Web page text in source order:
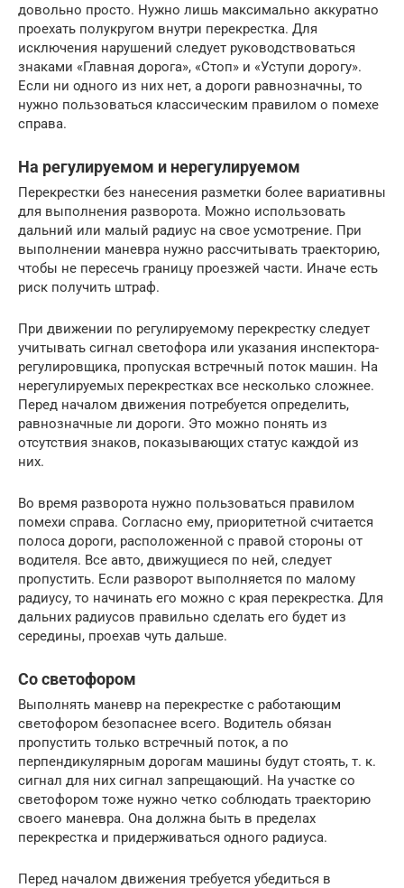
довольно просто. Нужно лишь максимально аккуратно
проехать полукругом внутри перекрестка. Для
исключения нарушений следует руководствоваться
знаками «Главная дорога», «Стоп» и «Уступи дорогу».
Если ни одного из них нет, а дороги равнозначны, то
нужно пользоваться классическим правилом о помехе
справа.
На регулируемом и нерегулируемом
Перекрестки без нанесения разметки более вариативны
для выполнения разворота. Можно использовать
дальний или малый радиус на свое усмотрение. При
выполнении маневра нужно рассчитывать траекторию,
чтобы не пересечь границу проезжей части. Иначе есть
риск получить штраф.
При движении по регулируемому перекрестку следует
учитывать сигнал светофора или указания инспектора-
регулировщика, пропуская встречный поток машин. На
нерегулируемых перекрестках все несколько сложнее.
Перед началом движения потребуется определить,
равнозначные ли дороги. Это можно понять из
отсутствия знаков, показывающих статус каждой из
них.
Во время разворота нужно пользоваться правилом
помехи справа. Согласно ему, приоритетной считается
полоса дороги, расположенной с правой стороны от
водителя. Все авто, движущиеся по ней, следует
пропустить. Если разворот выполняется по малому
радиусу, то начинать его можно с края перекрестка. Для
дальних радиусов правильно сделать его будет из
середины, проехав чуть дальше.
Со светофором
Выполнять маневр на перекрестке с работающим
светофором безопаснее всего. Водитель обязан
пропустить только встречный поток, а по
перпендикулярным дорогам машины будут стоять, т. к.
сигнал для них сигнал запрещающий. На участке со
светофором тоже нужно четко соблюдать траекторию
своего маневра. Она должна быть в пределах
перекрестка и придерживаться одного радиуса.
Перед началом движения требуется убедиться в